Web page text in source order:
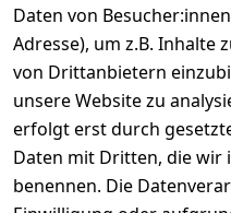
Daten von
Adresse), um z.B. Inhalte
von Drittanbietern
unsere Website zu
erfolgt erst durch
Daten mit Dritten, die wir
benennen. Die
RechtlichesServices